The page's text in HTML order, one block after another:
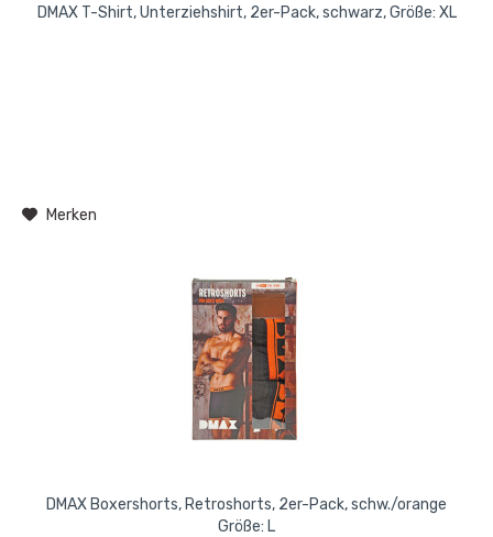
DMAX T-Shirt, Unterziehshirt, 2er-Pack, schwarz, Größe: XL
Merken
DMAX Boxershorts, Retroshorts, 2er-Pack, schw./orange
Größe: L